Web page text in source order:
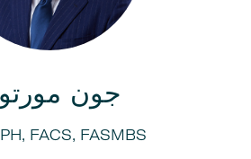
جون
FACS, FASMBS